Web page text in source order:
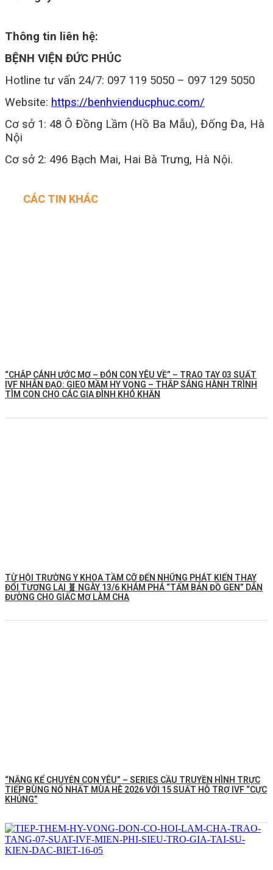
Thông tin liên hệ:
BỆNH VIỆN ĐỨC PHÚC
Hotline tư vấn 24/7: 097 119 5050 – 097 129 5050
Website: https://benhvienducphuc.com/
Cơ sở 1: 48 Ô Đồng Lầm (Hồ Ba Mẫu), Đống Đa, Hà
Nội
Cơ sở 2: 496 Bạch Mai, Hai Bà Trưng, Hà Nội.
CÁC TIN KHÁC
“CHẮP CÁNH ƯỚC MƠ – ĐÓN CON YÊU VỀ” – TRAO TAY 03 SUẤT
IVF NHÂN ĐẠO: GIEO MẦM HY VỌNG – THẮP SÁNG HÀNH TRÌNH
TÌM CON CHO CÁC GIA ĐÌNH KHÓ KHĂN
TỪ HỘI TRƯỜNG Y KHOA TẦM CỠ ĐẾN NHỮNG PHÁT KIẾN THAY
ĐỔI TƯƠNG LAI 🧬 NGÀY 13/6 KHÁM PHÁ “TẤM BẢN ĐỒ GEN” DẪN
ĐƯỜNG CHO GIẤC MƠ LÀM CHA
“NẮNG KỂ CHUYỆN CON YÊU” – SERIES CẦU TRUYỀN HÌNH TRỰC
TIẾP BÙNG NỔ NHẤT MÙA HÈ 2026 VỚI 15 SUẤT HỖ TRỢ IVF “CỰC
KHỦNG”